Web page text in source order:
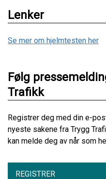
Lenker
Se mer om hjelmtesten her
Følg
Trafikk
Registrer deg med din e-
nyeste sakene fra Trygg
kan melde deg av når som
REGISTRER